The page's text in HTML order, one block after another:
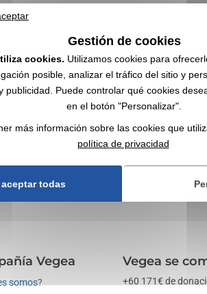
| Mayorista
✔️ Artículos promocionales, regalos
Vegea
somos?
Vegea se
+60 171€ de
Gestión de cookies
cookies. Utilizamos cookies para
posible, analizar el tráfico del sitio y
publicidad. Puede controlar qué cookies
en el botón "Personalizar".
más información sobre las cookies que
política de privacidad
aceptar todas